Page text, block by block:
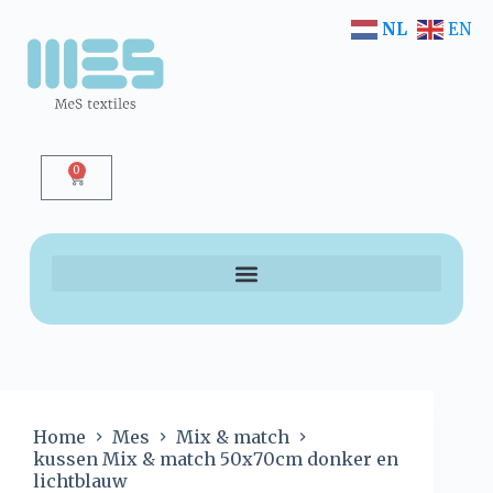
0
Home Mes
Mix & match
kussen Mix & match 50x70cm donker en
lichtblauw
NL EN